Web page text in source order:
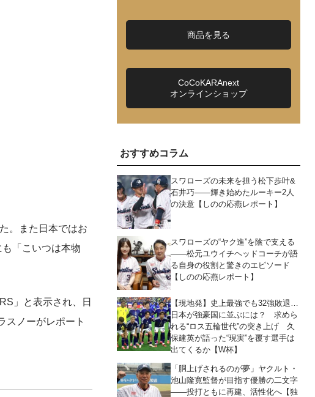
。また日本ではお
「こいつは本物
」と表示され、日
スノーがレポート
商品を見る
CoCoKARAnext
オンラインショップ
おすすめコラム
スワローズの未来を担う松下歩叶&
石井巧――輝き始めたルーキー2人
の決意【しのの応燕レポート】
スワローズの“ヤク進”を陰で支える
――松元ユウイチヘッドコーチが語
る自身の役割と驚きのエピソード
【しのの応燕レポート】
【現地発】史上最強でも32強敗退…
日本が強豪国に並ぶには？ 求めら
れる“ロス五輪世代”の突き上げ 久
保建英が語った“現実”を覆す選手は
出てくるか【W杯】
「胴上げされるのが夢」ヤクルト・
池山隆寛監督が目指す優勝の二文字
――投打ともに再建、活性化へ【独